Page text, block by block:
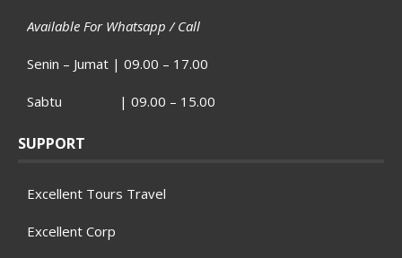
Available For Whatsapp / Call
Senin – Jumat | 09.00 – 17.00
Sabtu | 09.00 – 15.00
SUPPORT
Excellent Tours Travel
Excellent Corp